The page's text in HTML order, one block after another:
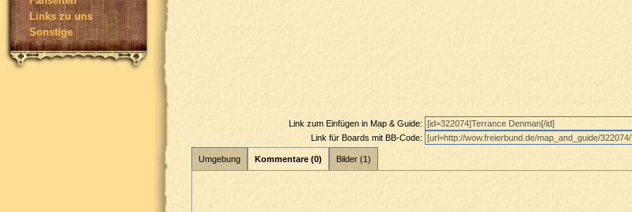
Links zu uns
Sonstige
Link zum Einfügen in Map & Guide:
Link für Boards mit BB-Code:
Umgebung Kommentare (0) Bilder (1)